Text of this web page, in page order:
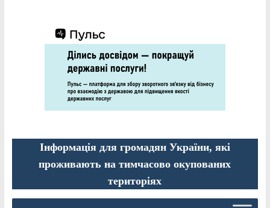
Інформація для громадян України, які
проживають на тимчасово окупованих
територіях